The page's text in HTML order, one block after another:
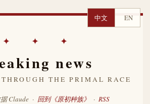
中文 EN
✦ ✦ ✦
news
THE PRIMAL RACE
Claude · 回到《原初种族》 · RSS